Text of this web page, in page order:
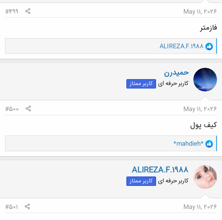
May 11, 2026
#499
فازمتر
و
ا
ک
ن
ش
ه
ا
ALIREZA.F.1988
حميدرن
کاربر حرفه ای کاربر ممتاز
May 11, 2026
#500
کیف پول
و
ا
ک
ن
ش
ه
ا
*mahdieh*
ALIREZA.F.1988
کاربر حرفه ای کاربر ممتاز
May 11, 2026
#501